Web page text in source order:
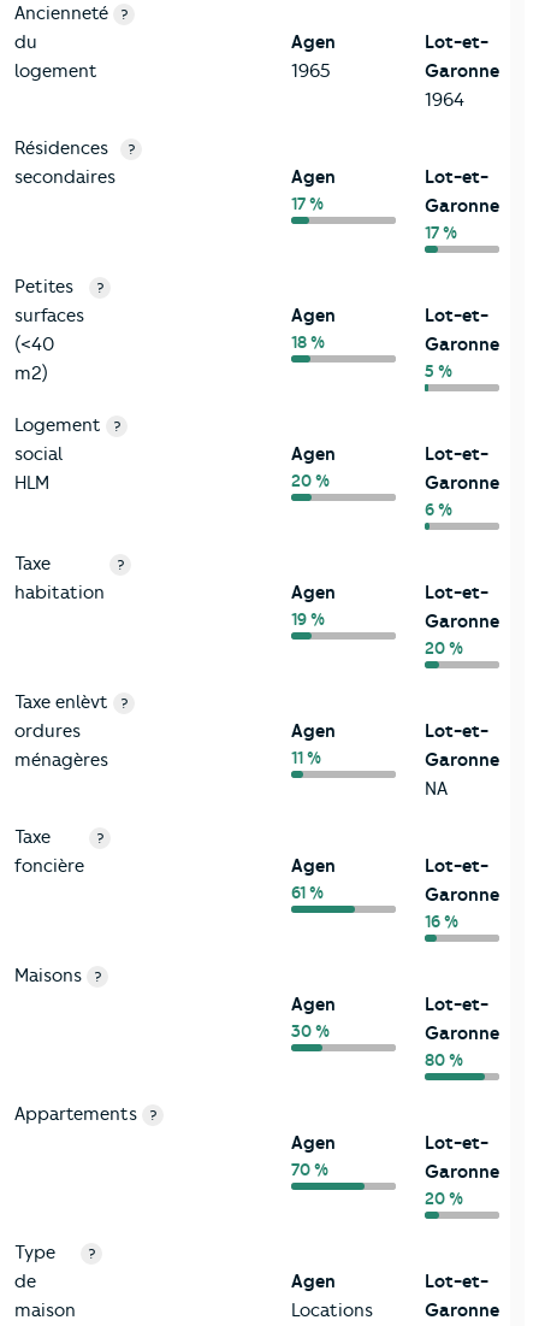
Ancienneté
du
logement
?
Agen
1965
Lot-et-
Garonne
1964
Résidences
secondaires
?
Agen
17 %
Lot-et-
Garonne
17 %
Petites
surfaces
(<40
m2)
?
Agen
18 %
Lot-et-
Garonne
5 %
Logement
social
HLM
?
Agen
20 %
Lot-et-
Garonne
6 %
Taxe
habitation
?
Agen
19 %
Lot-et-
Garonne
20 %
Taxe enlèvt
ordures
ménagères
?
Agen
11 %
Lot-et-
Garonne
NA
Taxe
foncière
?
Agen
61 %
Lot-et-
Garonne
16 %
Maisons ?
Agen
30 %
Lot-et-
Garonne
80 %
Appartements ?
Agen
70 %
Lot-et-
Garonne
20 %
Type
de
maison
?
Agen
Locations
Lot-et-
Garonne